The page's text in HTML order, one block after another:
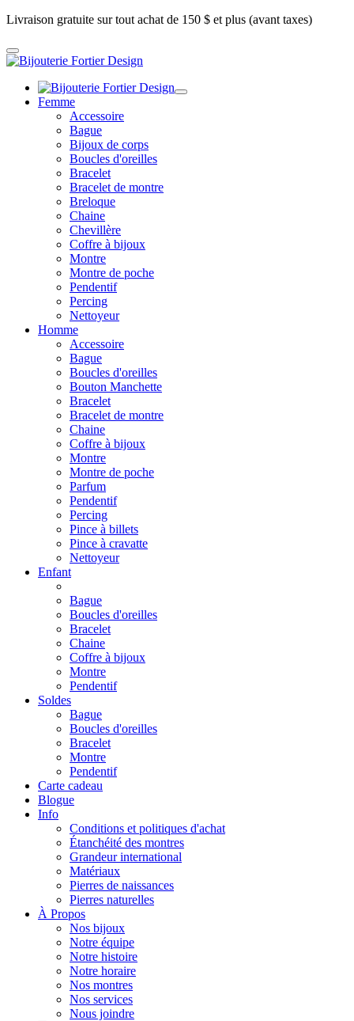
Livraison gratuite sur tout achat de 150 $ et plus (avant taxes)
Femme
Accessoire
Bague
Bijoux de corps
Boucles d'oreilles
Bracelet
Bracelet de montre
Breloque
Chaine
Chevillère
Coffre à bijoux
Montre
Montre de poche
Pendentif
Percing
Nettoyeur
Homme
Accessoire
Bague
Boucles d'oreilles
Bouton Manchette
Bracelet
Bracelet de montre
Chaine
Coffre à bijoux
Montre
Montre de poche
Parfum
Pendentif
Percing
Pince à billets
Pince à cravatte
Nettoyeur
Enfant
Bague
Boucles d'oreilles
Bracelet
Chaine
Coffre à bijoux
Montre
Pendentif
Soldes
Bague
Boucles d'oreilles
Bracelet
Montre
Pendentif
Carte cadeau
Blogue
Info
Conditions et politiques d'achat
Étanchéité des montres
Grandeur international
Matériaux
Pierres de naissances
Pierres naturelles
À Propos
Nos bijoux
Notre équipe
Notre histoire
Notre horaire
Nos montres
Nos services
Nous joindre